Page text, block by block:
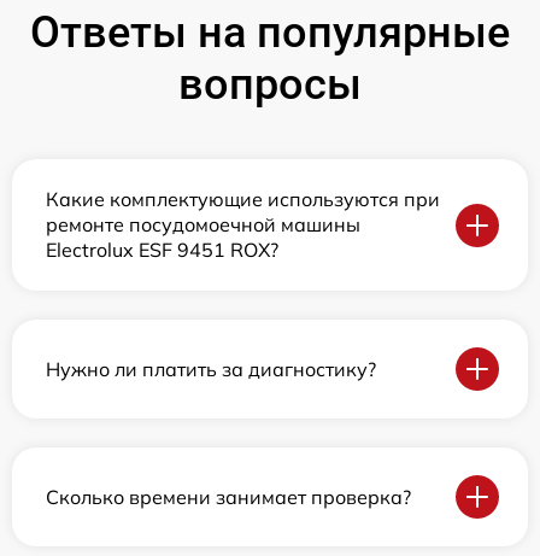
Ответы на популярные
вопросы
Какие комплектующие используются при
ремонте посудомоечной машины
Electrolux ESF 9451 ROX?
Нужно ли платить за диагностику?
Сколько времени занимает проверка?